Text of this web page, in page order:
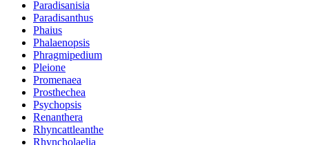
Paradisanisia
Paradisanthus
Phaius
Phalaenopsis
Phragmipedium
Pleione
Promenaea
Prosthechea
Psychopsis
Renanthera
Rhyncattleanthe
Rhyncholaelia